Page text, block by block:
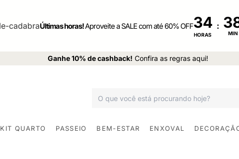
Últimas horas!Aproveite a SALE com até 60% OFF34
HORAS
:
MIN
Ganhe 10% de cashback! Confira as regras aqui!
KIT QUARTO PASSEIO BEM-ESTAR ENXOVAL